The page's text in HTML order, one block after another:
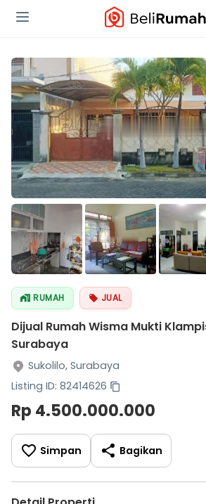
RUMAH JUAL
Dijual Rumah Wisma Mukti
Surabaya
Sukolilo, Surabaya
Listing ID: 82414626
Rp 4.500.000.000
Simpan Bagikan